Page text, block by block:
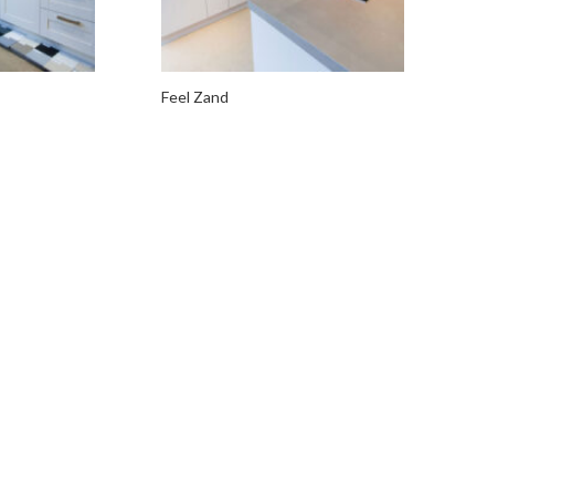
Feel Zand